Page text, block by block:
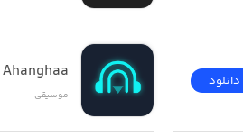
دانلود Ahanghaa
موسیقی